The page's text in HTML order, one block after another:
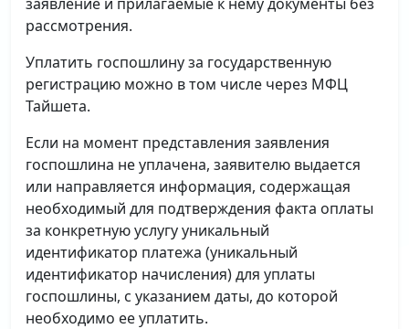
рассмотрения.
Уплатить госпошлину за государственную
регистрацию можно в том числе через МФЦ
Тайшета.
Если на момент представления заявления
госпошлина не уплачена, заявителю выдается
или направляется информация, содержащая
необходимый для подтверждения факта оплаты
за конкретную услугу уникальный
идентификатор платежа (уникальный
идентификатор начисления) для уплаты
госпошлины, с указанием даты, до которой
необходимо ее уплатить.